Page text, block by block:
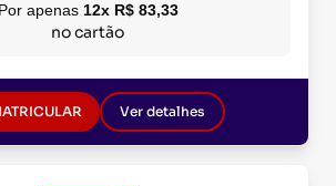
Por apenas 12x R$ 83,33
no cartão
Ver detalhes